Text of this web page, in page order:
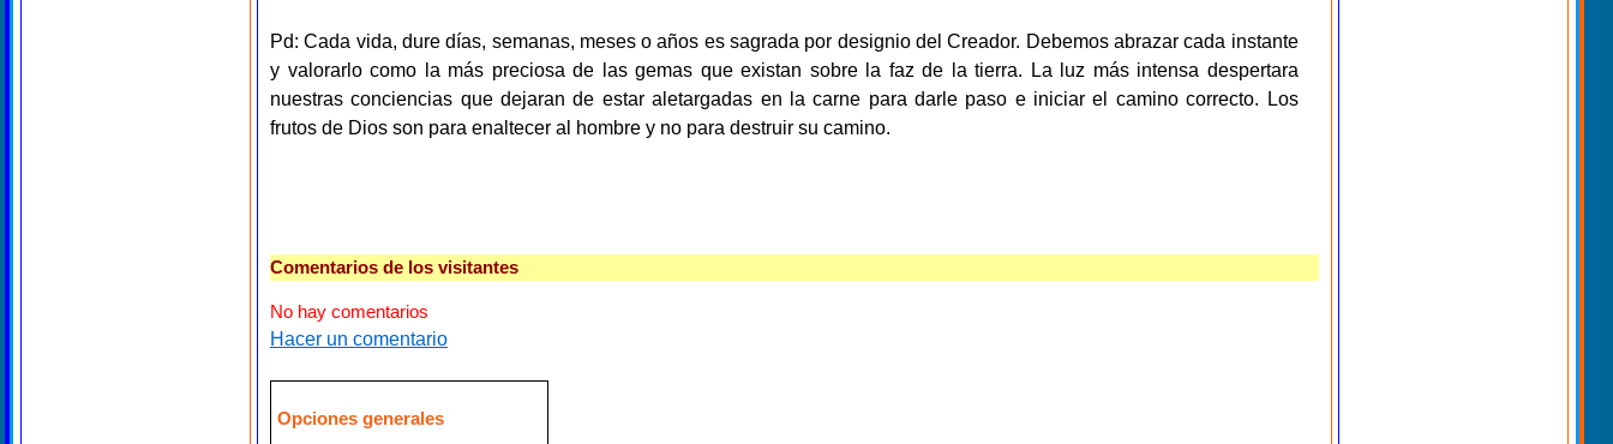
Pd: Cada vida, dure días, semanas, meses o años es sagrada por designio del Creador. Debemos abrazar cada instante
y valorarlo como la más preciosa de las gemas que existan sobre la faz de la tierra. La luz más intensa despertara
nuestras conciencias que dejaran de estar aletargadas en la carne para darle paso e iniciar el camino correcto. Los
frutos de Dios son para enaltecer al hombre y no para destruir su camino.
Comentarios de los visitantes
No hay comentarios
Hacer un comentario
Opciones generales